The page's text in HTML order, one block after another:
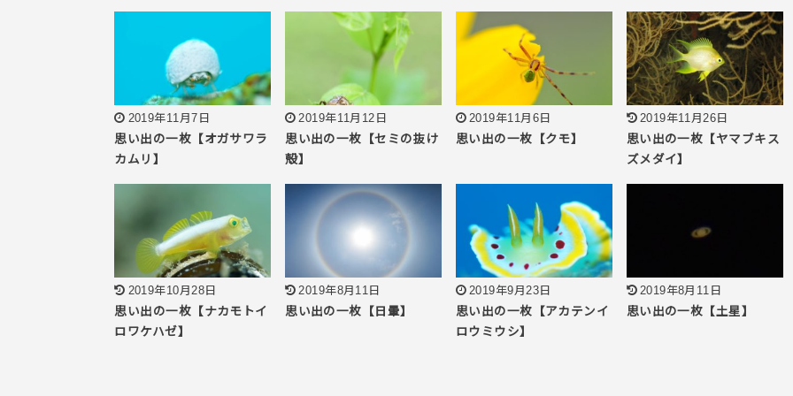
2019年11月7日
思い出の一枚【オガサワラ
カムリ】
2019年11月12日
思い出の一枚【セミの抜け
殻】
2019年11月6日
思い出の一枚【クモ】
2019年11月26日
思い出の一枚【ヤマブキス
ズメダイ】
2019年10月28日
思い出の一枚【ナカモトイ
ロワケハゼ】
2019年8月11日
思い出の一枚【日暈】
2019年9月23日
思い出の一枚【アカテンイ
ロウミウシ】
2019年8月11日
思い出の一枚【土星】